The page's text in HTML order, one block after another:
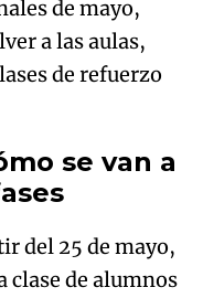
de mayo,
a las aulas,
de refuerzo
se van a
del 25 de mayo,
clase de alumnos